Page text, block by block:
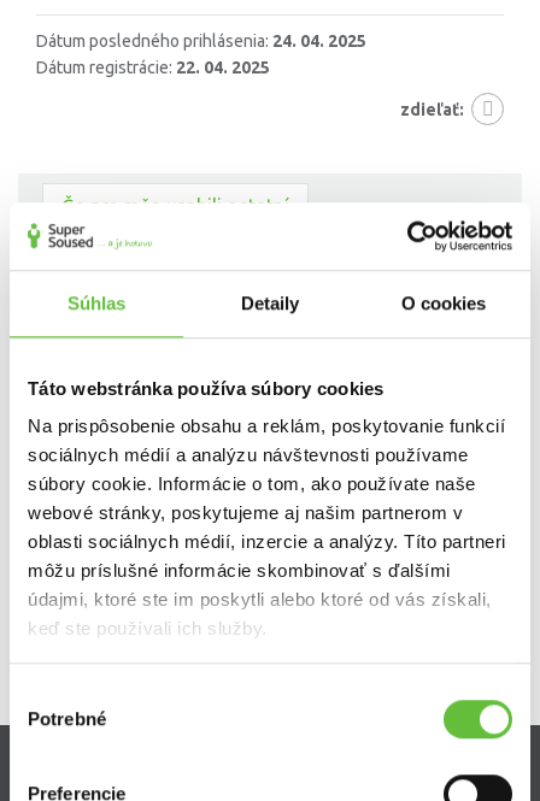
Súhlas Detaily O cookies
Táto webstránka používa súbory cookies
Na prispôsobenie obsahu a reklám, poskytovanie funkcií
sociálnych médií a analýzu návštevnosti používame
súbory cookie. Informácie o tom, ako používate naše
webové stránky, poskytujeme aj našim partnerom v
oblasti sociálnych médií, inzercie a analýzy. Títo partneri
môžu príslušné informácie skombinovať s ďalšími
údajmi, ktoré ste im poskytli alebo ktoré od vás získali,
keď ste používali ich služby.
súhlasu
Potrebné
Preferencie
Dátum posledného prihlásenia: 24. 04. 2025
Dátum registrácie: 22. 04. 2025
zdieľať:
Čo pre mňa urobili ostatní
Rád by som sa podelil o veľmi pozitívnu skúsenosť s prácou
inštalatéra, ktorý nám montoval nové umývadlo. Od prvého
kontaktu až po dokončenie práce bol profesionálny, dochvíľny a
ochotný odpovedať na všetky otázky. Montáž prebehla rýchlo,
precízne a bez akýchkoľvek komplikácií. Oceňujem jeho zmysel pre
detail aj čistotu pracovného prostredia po skončení práce. Som
maximálne spokojný a s čistým svedomím ho odporúčam každému,
kto hľadá spoľahlivého a šikovného odborníka.